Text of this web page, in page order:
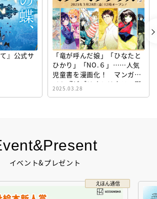
イベント&プレゼント
えほん通信
』公式サ
「竜が呼んだ娘」「ひなたと
ひかり」「NO.６」……人気
児童書を漫画化！ マンガサ
イト『ビブリオシリウス』誕
生！
2025.03.28